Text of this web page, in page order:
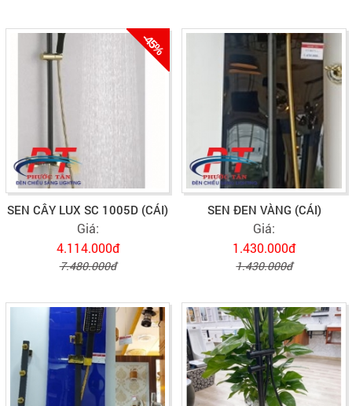
-45%
SEN CÂY LUX SC 1005D (CÁI)
Giá:
4.114.000đ
7.480.000đ
SEN ĐEN VÀNG (CÁI)
Giá:
1.430.000đ
1.430.000đ